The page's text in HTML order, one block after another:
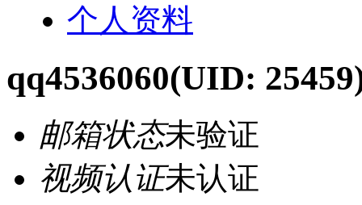
个人资料
qq4536060(UID:
邮箱状态未验证
视频认证未认证